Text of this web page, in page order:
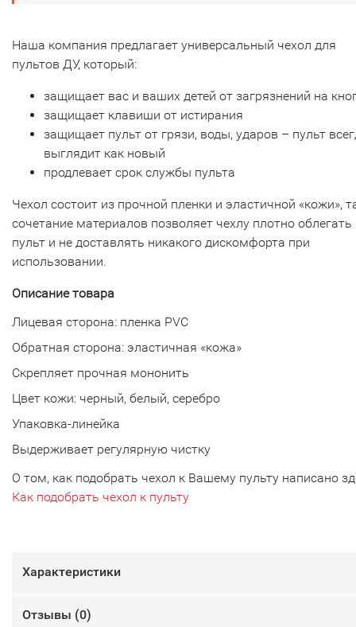
Наша компания предлагает универсальный чехол для
пультов ДУ, который:
защищает вас и ваших детей от загрязнений на
защищает клавиши от истирания
защищает пульт от грязи, воды, ударов – пульт
выглядит как новый
продлевает срок службы пульта
Чехол состоит из прочной пленки и эластичной «кожи»,
сочетание материалов позволяет чехлу плотно облегать
пульт и не доставлять никакого дискомфорта при
использовании.
Описание товара
Лицевая сторона: пленка PVC
Обратная сторона: эластичная «кожа»
Скрепляет прочная мононить
Цвет кожи: черный, белый, серебро
Упаковка-линейка
Выдерживает регулярную чистку
О том, как подобрать чехол к Вашему пульту написано
Как подобрать чехол к пульту
Характеристики
Отзывы (0)